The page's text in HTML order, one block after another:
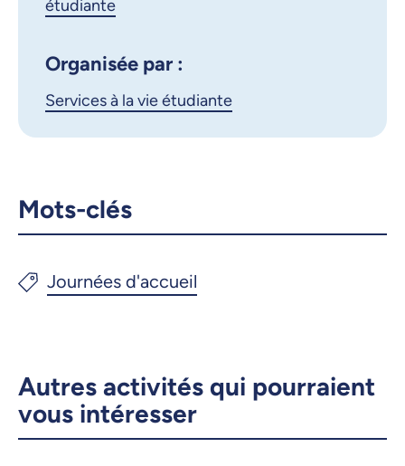
étudiante
Organisée par :
Services à la vie étudiante
Mots-clés
Autres activités qui pourraient
vous intéresser